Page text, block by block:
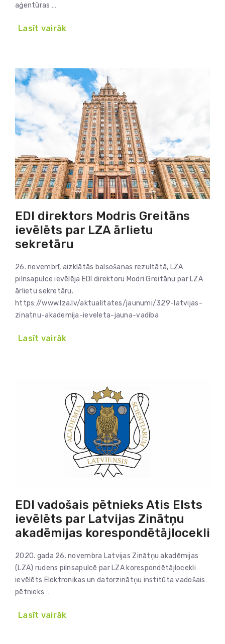
aģentūras …
Lasīt vairāk
EDI direktors Modris Greitāns
ievēlēts par LZA ārlietu
sekretāru
26. novembrī, aizklātās balsošanas rezultātā, LZA
pilnsapulce ievēlēja EDI direktoru Modri Greitānu par LZA
ārlietu sekretāru.
https://www.lza.lv/aktualitates/jaunumi/329-latvijas-
zinatnu-akademija-ieveleta-jauna-vadiba
Lasīt vairāk
EDI vadošais pētnieks Atis Elsts
ievēlēts par Latvijas Zinātņu
akadēmijas korespondētājlocekli
2020. gada 26. novembra Latvijas Zinātņu akadēmijas
(LZA) rudens pilnsapulcē par LZA korespondētājlocekli
ievēlēts Elektronikas un datorzinātņu institūta vadošais
pētnieks …
Lasīt vairāk